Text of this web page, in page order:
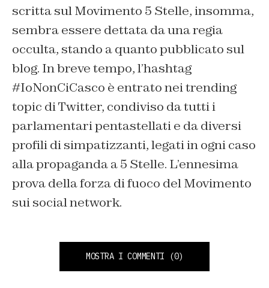
scritta sul Movimento 5 Stelle, insomma,
sembra essere dettata da una regia
occulta, stando a quanto pubblicato sul
blog. In breve tempo, l’hashtag
#IoNonCiCasco è entrato nei trending
topic di Twitter, condiviso da tutti i
parlamentari pentastellati e da diversi
profili di simpatizzanti, legati in ogni caso
alla propaganda a 5 Stelle. L’ennesima
prova della forza di fuoco del Movimento
sui social network.
MOSTRA I COMMENTI (0)